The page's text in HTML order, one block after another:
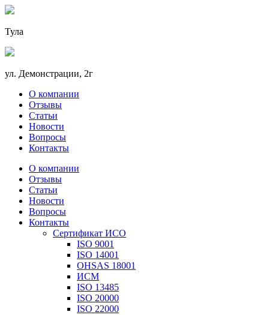
Тула
ул. Демонстрации, 2г
О компании
Отзывы
Статьи
Новости
Вопросы
Контакты
О компании
Отзывы
Статьи
Новости
Вопросы
Контакты
Сертификат ИСО
ISO 9001
ISO 14001
OHSAS 18001
ИСМ
ISO 13485
ISO 20000
ISO 22000